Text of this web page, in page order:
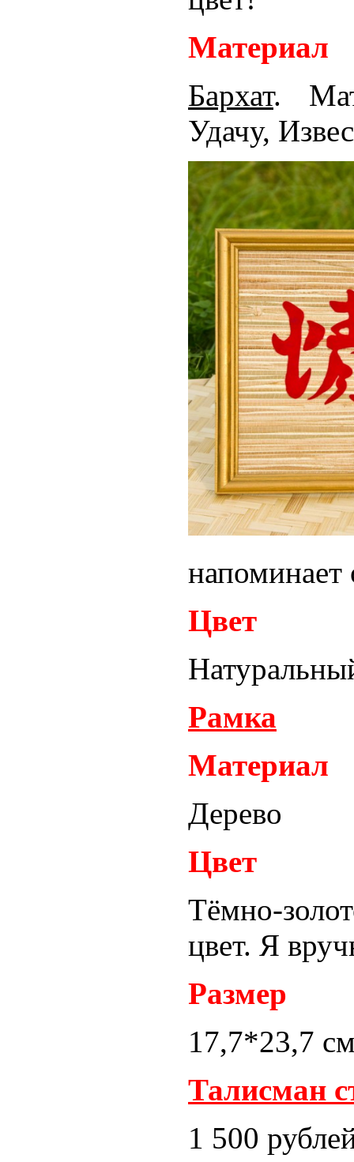
Материал
Бархат.
Удачу,
напоминает
Цвет
Рамка
Материал
Дерево
Цвет
Тёмно-
цвет. Я
Размер
17,7*23,7
Талисман
1 500